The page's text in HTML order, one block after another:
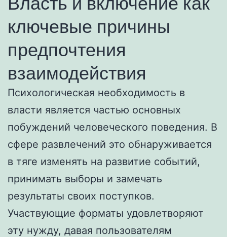
ключевые причины
предпочтения
взаимодействия
Психологическая необходимость в
власти является частью основных
побуждений человеческого поведения. В
сфере развлечений это обнаруживается
в тяге изменять на развитие событий,
принимать выборы и замечать
результаты своих поступков.
Участвующие форматы удовлетворяют
эту нужду, давая пользователям